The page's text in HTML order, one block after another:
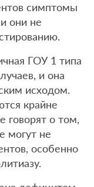
симптомы
они не
ГОУ 1 типа
и она
исходом.
крайне
говорят о том,
могут не
особенно